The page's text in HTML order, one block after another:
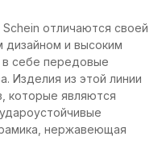
отличаются своей
дизайном и высоким
себе передовые
Изделия из этой линии
которые являются
нержавеющая